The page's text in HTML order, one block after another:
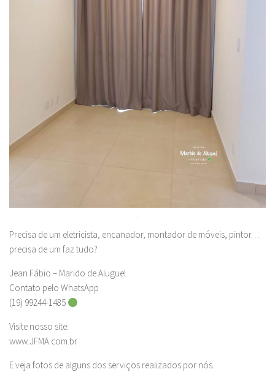
.
Precisa de um eletricista, encanador, montador de móveis, pintor…
precisa de um faz tudo?
Jean Fábio – Marido de Aluguel
Contato pelo WhatsApp
(19) 99244-1485
Visite nosso site:
www.JFMA.com.br
E veja fotos de alguns dos serviços realizados por nós.